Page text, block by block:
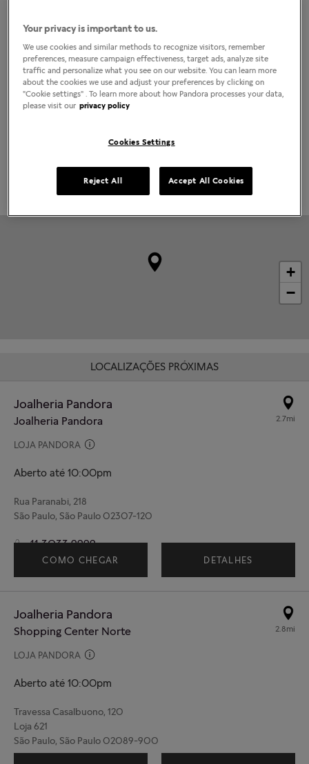
Horário da loja
Segunda-Feira
10:00am-10:00pm
Terça-Feira
10:00am-10:00pm
2:00pm-8:00pm
+
−
LOCALIZAÇÕES PRÓXIMAS
Joalheria Pandora
Joalheria Pandora
LOJA PANDORA
Aberto até 10:00pm
2.7mi
Rua Paranabi, 218
São Paulo, São Paulo 02307-120
11 3033 9999
COMO CHEGAR DETALHES
Joalheria Pandora
Shopping Center Norte
LOJA PANDORA
Aberto até 10:00pm
2.8mi
Travessa Casalbuono, 120
Loja 621
São Paulo, São Paulo 02089-900
Your privacy is important to us.
We use cookies and similar methods to recognize visitors, remember
preferences, measure campaign effectiveness, target ads, analyze site
traffic and personalize what you see on our website. You can learn more
about the cookies we use and adjust your preferences by clicking on
"Cookie settings" . To learn more about how Pandora processes your data,
please visit our privacy policy
Cookies Settings
Reject All Accept All Cookies